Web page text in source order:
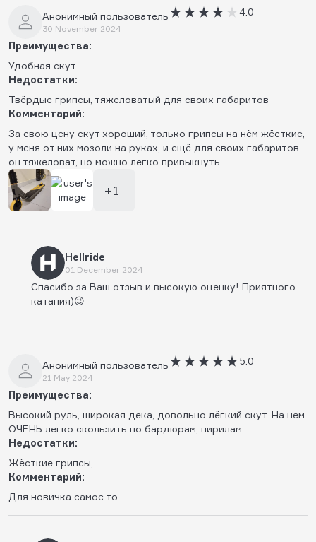
Анонимный пользователь
30 November 2024
4.0
Преимущества:
Удобная скут
Недостатки:
Твёрдые грипсы, тяжеловатый для своих габаритов
Комментарий:
За свою цену скут хороший, только грипсы на нём жёсткие,
у меня от них мозоли на руках, и ещё для своих габаритов
он тяжеловат, но можно легко привыкнуть
+1
Hellride
01 December 2024
Спасибо за Ваш отзыв и высокую оценку! Приятного
катания)😉
Анонимный пользователь
21 May 2024
5.0
Преимущества:
Высокий руль, широкая дека, довольно лёгкий скут. На нем
ОЧЕНЬ легко скользить по бардюрам, пирилам
Недостатки:
Жёсткие грипсы,
Комментарий:
Для новичка самое то